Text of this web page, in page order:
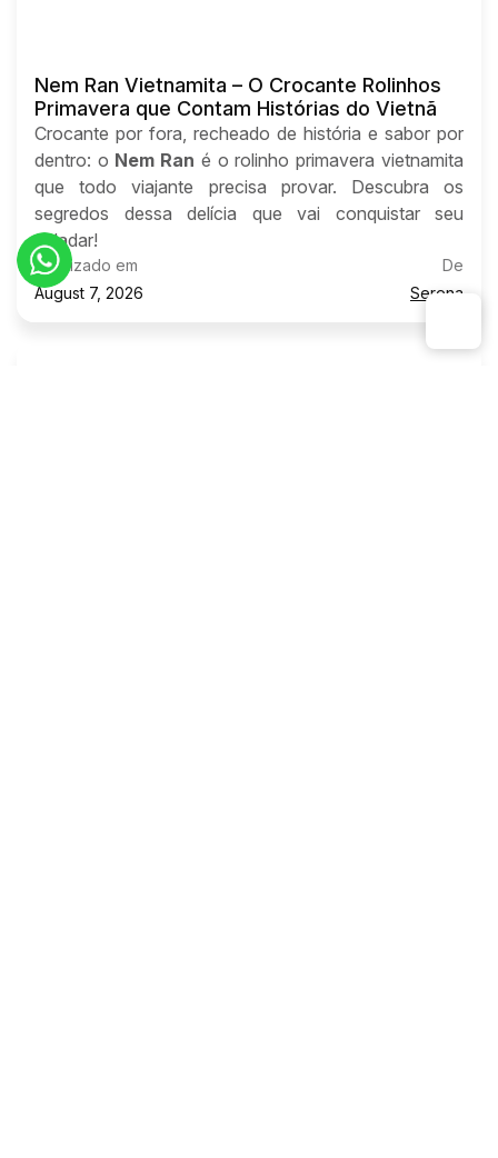
Nem Ran Vietnamita – O Crocante Rolinhos
Primavera que Contam Histórias do Vietnã
Crocante por fora, recheado de história e sabor por
dentro: o Nem Ran é o rolinho primavera vietnamita
que todo viajante precisa provar. Descubra os
segredos dessa delícia que vai conquistar seu
paladar!
Atualizado em
August 7, 2026
De
Serena